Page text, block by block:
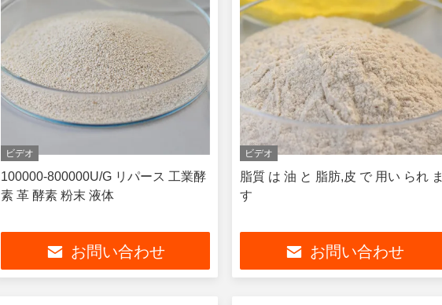
ビデオ
100000-800000U/G リパース 工業酵
素 革 酵素 粉末 液体
お問い合わせ
ビデオ
脂質 は 油 と 脂肪,皮 で 用い られ ま
す
お問い合わせ